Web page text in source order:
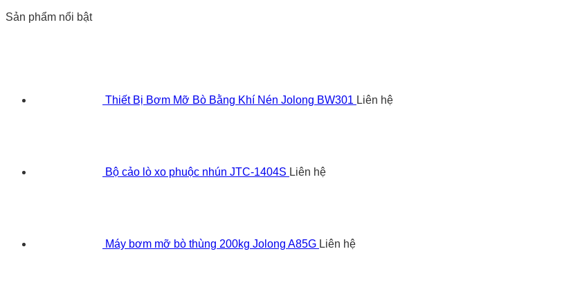
Sản phẩm nổi bật
Thiết Bị Bơm Mỡ Bò Bằng Khí Nén Jolong BW301 Liên hệ
Bộ cảo lò xo phuộc nhún JTC-1404S Liên hệ
Máy bơm mỡ bò thùng 200kg Jolong A85G Liên hệ